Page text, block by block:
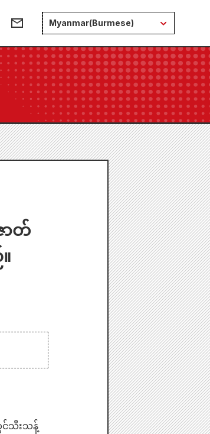
Myanmar(Burmese)
ာတ်
င်သီးသန့်